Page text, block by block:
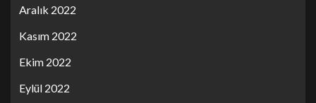
Aralık 2022
Kasım 2022
Ekim 2022
Eylül 2022